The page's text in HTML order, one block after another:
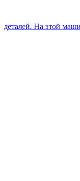
деталей. На этой